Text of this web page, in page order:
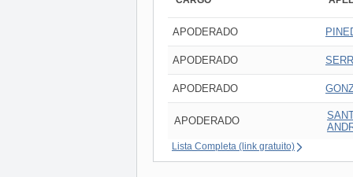
APODERADO
APODERADO
APODERADO
APODERADO
Lista Completa (link gratuito)